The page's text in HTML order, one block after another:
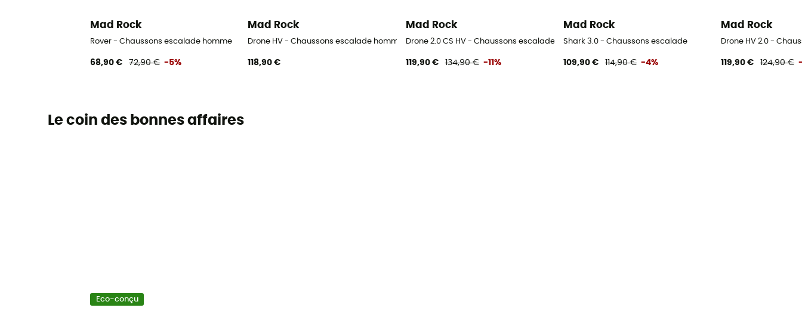
Mad Rock
Rover - Chaussons escalade homme
68,90 € 72,90 € -5%
Mad Rock
Drone HV - Chaussons escalade homme
118,90 €
Mad Rock
Drone 2.0 CS HV - Chaussons escalade
119,90 € 134,90 € -11%
Mad Rock
Shark 3.0 - Chaussons escalade
109,90 € 114,90 € -4%
Mad Rock
Drone HV 2.0 -
119,90 € 124,90 €
Le coin des bonnes affaires
Eco-conçu